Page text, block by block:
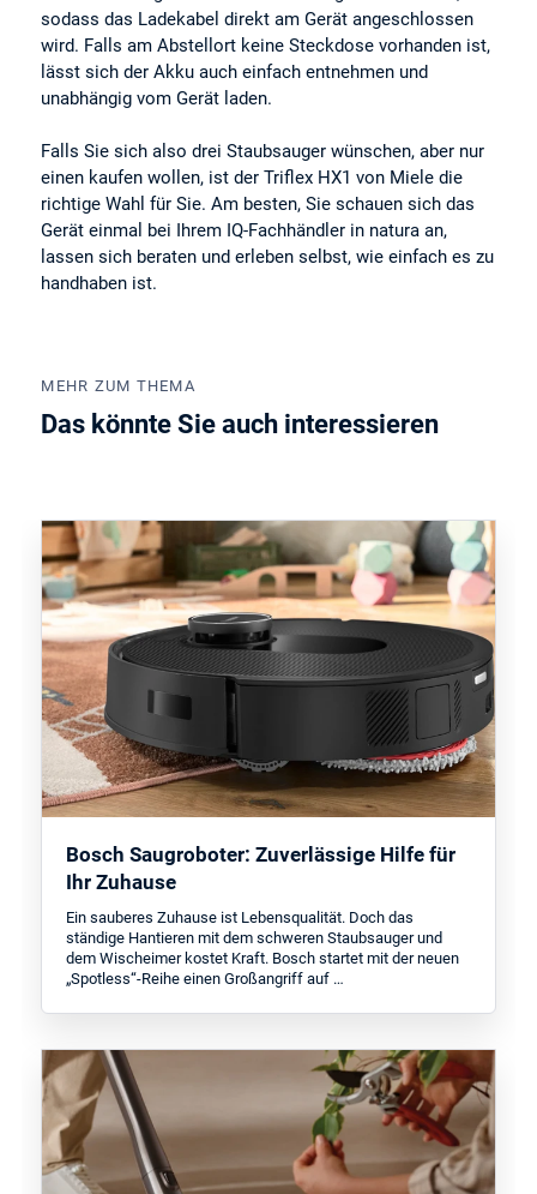
sodass das Ladekabel direkt am Gerät angeschlossen
wird. Falls am Abstellort keine Steckdose vorhanden ist,
lässt sich der Akku auch einfach entnehmen und
unabhängig vom Gerät laden.
Falls Sie sich also drei Staubsauger wünschen, aber nur
einen kaufen wollen, ist der Triflex HX1 von Miele die
richtige Wahl für Sie. Am besten, Sie schauen sich das
Gerät einmal bei Ihrem IQ-Fachhändler in natura an,
lassen sich beraten und erleben selbst, wie einfach es zu
handhaben ist.
MEHR ZUM THEMA
Das könnte Sie auch interessieren
Bosch Saugroboter: Zuverlässige Hilfe für
Ihr Zuhause
Ein sauberes Zuhause ist Lebensqualität. Doch das
ständige Hantieren mit dem schweren Staubsauger und
dem Wischeimer kostet Kraft. Bosch startet mit der neuen
„Spotless“-Reihe einen Großangriff auf …